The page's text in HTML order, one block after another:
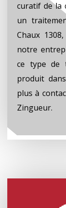
curatif de la
un
Chaux
notre
ce type de
produit
plus à
Zingueur.